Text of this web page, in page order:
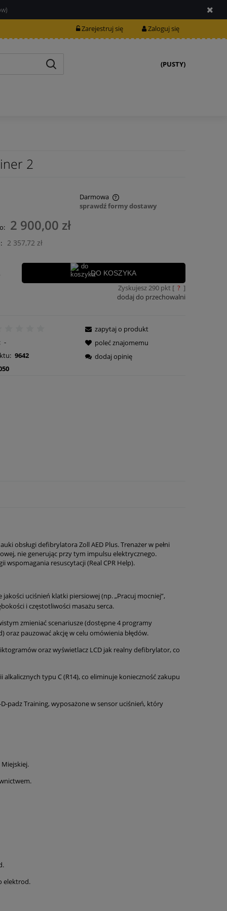
Zarejestruj się Zaloguj się
(PUSTY)
2
Darmowa
zawiera ewentualnych kosztów
sprawdź formy dostawy
2 900,00 zł
2 357,72 zł
DO KOSZYKA
Zyskujesz290pkt [ ? ]
dodaj do przechowalni
-
9642
zapytaj o produkt
poleć znajomemu
dodaj opinię
obsługi defibrylatora Zoll AED Plus. Trenażer w pełni
nie generując przy tym impulsu elektrycznego.
resuscytacji (Real CPR Help).
uciśnień klatki piersiowej (np. „Pracuj mocniej”,
i częstotliwości masażu serca.
zmieniać scenariusze (dostępne 4 programy
oraz pauzować akcję w celu omówienia błędów.
oraz wyświetlacz LCD jak realny defibrylator, co
typu C (R14), co eliminuje konieczność zakupu
padz Training, wyposażone w sensor uciśnień, który
elektrod.